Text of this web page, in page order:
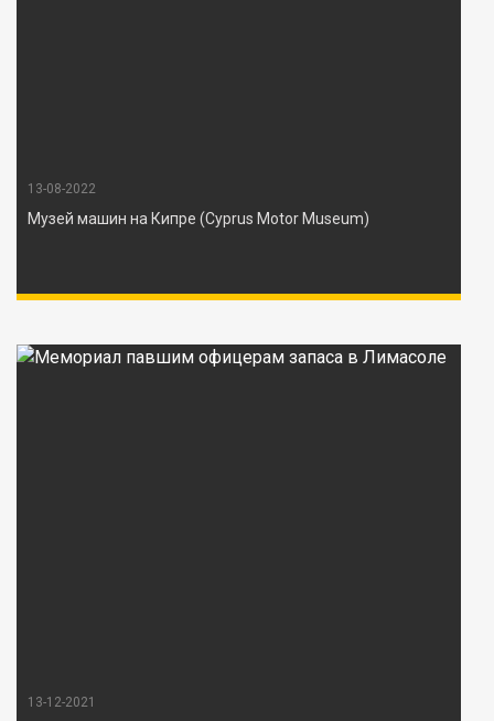
13-08-2022
Музей машин на Кипре (Cyprus Motor Museum)
13-12-2021